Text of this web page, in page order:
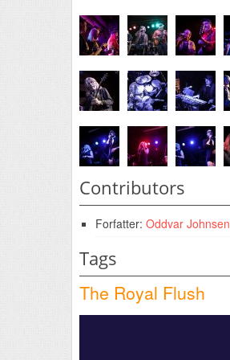
Contributors
Forfatter: Oddvar Johnsen
Tags
The Royal Flush